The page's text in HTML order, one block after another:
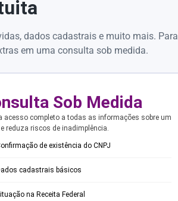
dados cadastrais e muito mais. Para
em uma consulta sob medida.
Sob Medida
acesso completo a todas as informações sobre um
e reduza riscos de inadimplência.
de existência do CNPJ
cadastrais básicos
na Receita Federal